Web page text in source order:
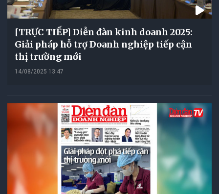
[TRỰC TIẾP] Diễn đàn kinh doanh 2025:
Giải pháp hỗ trợ Doanh nghiệp tiếp cận
thị trường mới
14/08/2025 13:47